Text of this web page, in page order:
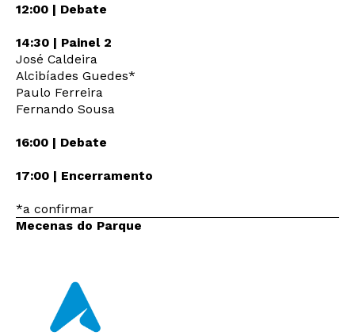
12:00 | Debate
14:30 | Painel 2
José Caldeira
Alcibíades Guedes*
Paulo Ferreira
Fernando Sousa
16:00 | Debate
17:00 | Encerramento
*a confirmar
Mecenas do Parque
Interesses